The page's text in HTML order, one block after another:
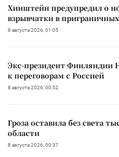
Хинштейн предупредил о
взрывчатки в
8 августа 2026, 01:05
Экс-президент Финляндии
к переговорам с Россией
8 августа 2026, 00:52
Гроза оставила без света
области
8 августа 2026, 00:37